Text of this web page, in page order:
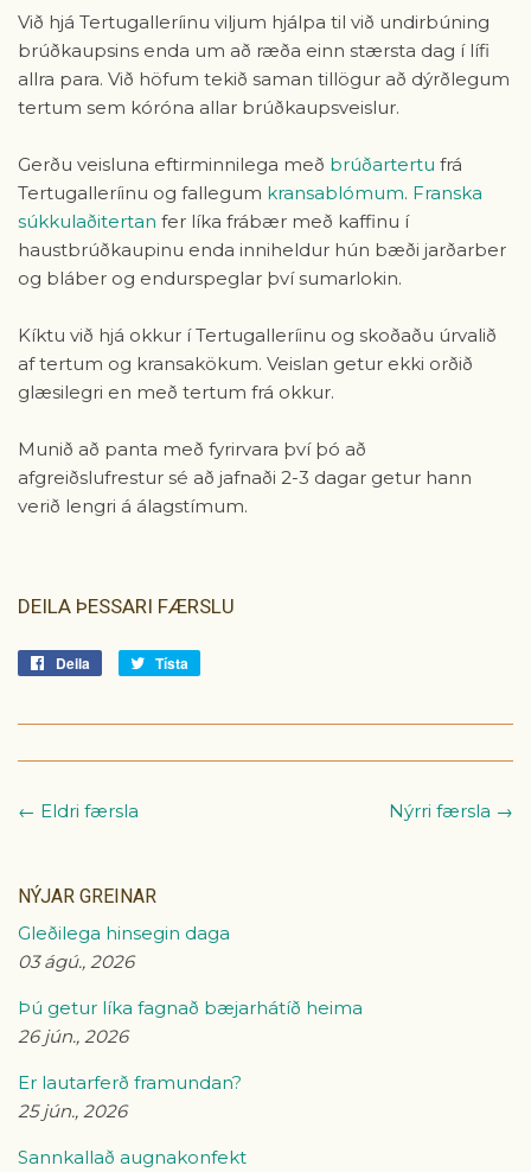
Við hjá Tertugalleríinu viljum hjálpa til við undirbúning
brúðkaupsins enda um að ræða einn stærsta dag í lífi
allra para. Við höfum tekið saman tillögur að dýrðlegum
tertum sem kóróna allar brúðkaupsveislur.
Gerðu veisluna eftirminnilega með brúðartertu frá
Tertugalleríinu og fallegum kransablómum. Franska
súkkulaðitertan fer líka frábær með kaffinu í
haustbrúðkaupinu enda inniheldur hún bæði jarðarber
og bláber og endurspeglar því sumarlokin.
Kíktu við hjá okkur í Tertugalleríinu og skoðaðu úrvalið
af tertum og kransakökum. Veislan getur ekki orðið
glæsilegri en með tertum frá okkur.
Munið að panta með fyrirvara því þó að
afgreiðslufrestur sé að jafnaði 2-3 dagar getur hann
verið lengri á álagstímum.
DEILA ÞESSARI FÆRSLU
Deila
Deila
Tísta
← Eldri færsla Nýrri færsla →
NÝJAR GREINAR
Gleðilega hinsegin daga
03 ágú., 2026
Þú getur líka fagnað bæjarhátíð heima
26 jún., 2026
Er lautarferð framundan?
25 jún., 2026
Sannkallað augnakonfekt